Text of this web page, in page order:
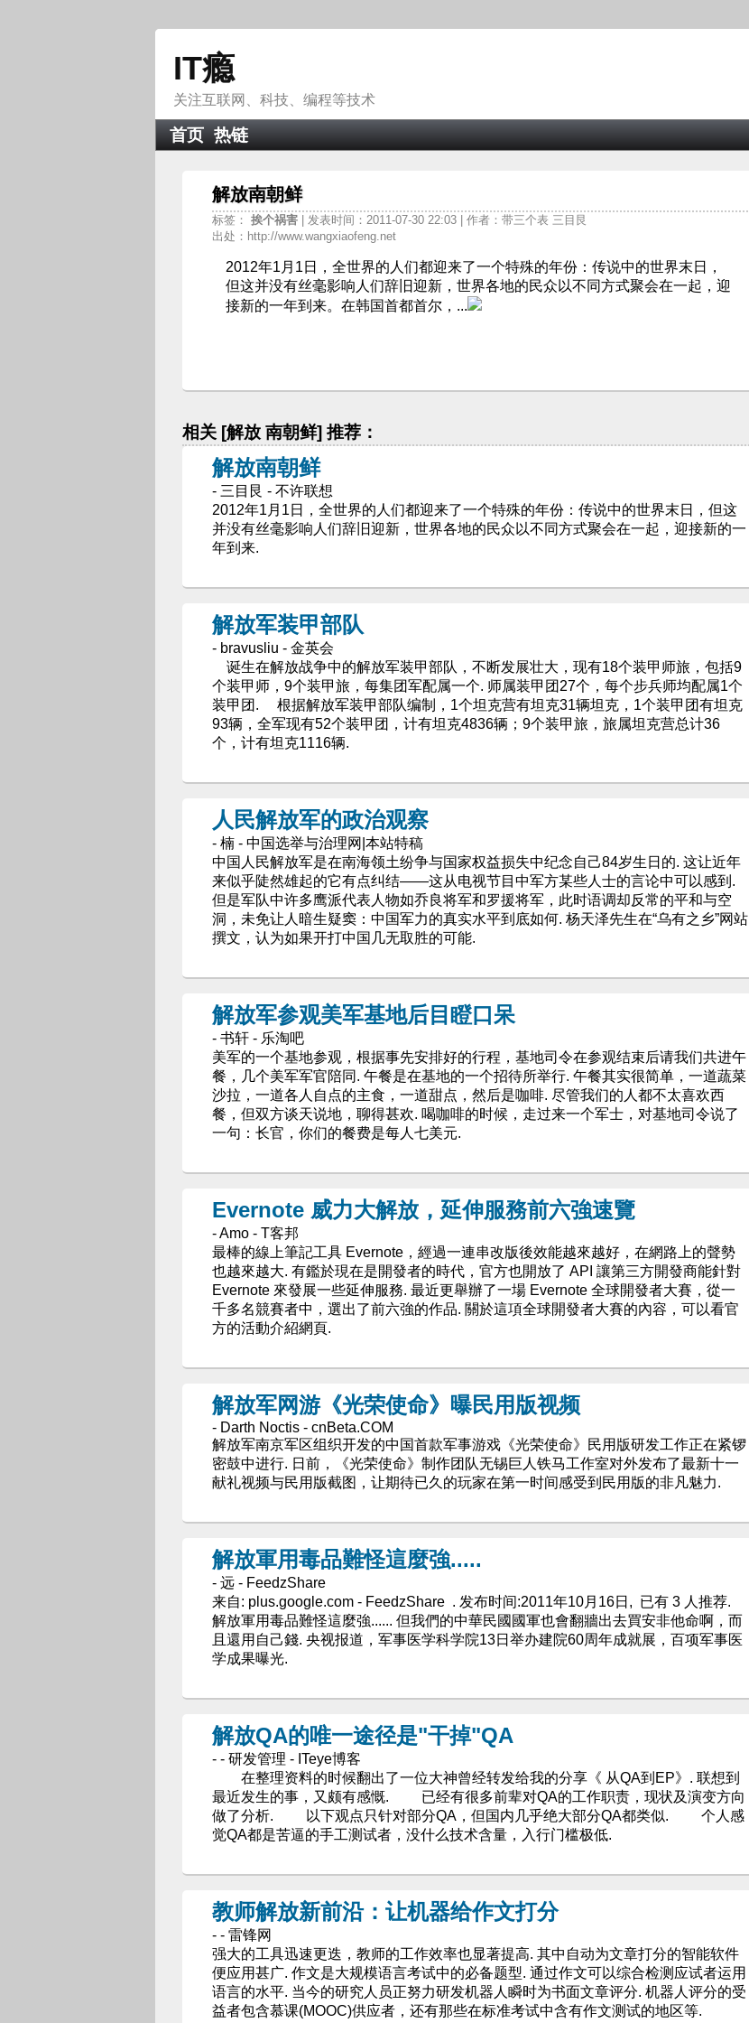
IT瘾
关注互联网、科技、编程等技术
首页 热链
解放南朝鲜
标签： 挨个祸害
| 发表时间：2011-07-30 22:03 | 作者：带三个表 三目艮
出处：http://www.wangxiaofeng.net
2012年1月1日，全世界的人们都迎来了一个特殊的年份：传说中的世界末日，
但这并没有丝毫影响人们辞旧迎新，世界各地的民众以不同方式聚会在一起，迎
接新的一年到来。在韩国首都首尔，...
相关 [解放 南朝鲜] 推荐：
解放南朝鲜
- 三目艮 - 不许联想
2012年1月1日，全世界的人们都迎来了一个特殊的年份：传说中的世界末日，但这
并没有丝毫影响人们辞旧迎新，世界各地的民众以不同方式聚会在一起，迎接新的一
年到来.
解放军装甲部队
- bravusliu - 金英会
诞生在解放战争中的解放军装甲部队，不断发展壮大，现有18个装甲师旅，包括9
个装甲师，9个装甲旅，每集团军配属一个. 师属装甲团27个，每个步兵师均配属1个
装甲团. 根据解放军装甲部队编制，1个坦克营有坦克31辆坦克，1个装甲团有坦克
93辆，全军现有52个装甲团，计有坦克4836辆；9个装甲旅，旅属坦克营总计36
个，计有坦克1116辆.
人民解放军的政治观察
- 楠 - 中国选举与治理网|本站特稿
中国人民解放军是在南海领土纷争与国家权益损失中纪念自己84岁生日的. 这让近年
来似乎陡然雄起的它有点纠结——这从电视节目中军方某些人士的言论中可以感到.
但是军队中许多鹰派代表人物如乔良将军和罗援将军，此时语调却反常的平和与空
洞，未免让人暗生疑窦：中国军力的真实水平到底如何. 杨天泽先生在“乌有之乡”网站
撰文，认为如果开打中国几无取胜的可能.
解放军参观美军基地后目瞪口呆
- 书轩 - 乐淘吧
美军的一个基地参观，根据事先安排好的行程，基地司令在参观结束后请我们共进午
餐，几个美军军官陪同. 午餐是在基地的一个招待所举行. 午餐其实很简单，一道蔬菜
沙拉，一道各人自点的主食，一道甜点，然后是咖啡. 尽管我们的人都不太喜欢西
餐，但双方谈天说地，聊得甚欢. 喝咖啡的时候，走过来一个军士，对基地司令说了
一句：长官，你们的餐费是每人七美元.
Evernote 威力大解放，延伸服務前六強速覽
- Amo - T客邦
最棒的線上筆記工具 Evernote，經過一連串改版後效能越來越好，在網路上的聲勢
也越來越大. 有鑑於現在是開發者的時代，官方也開放了 API 讓第三方開發商能針對
Evernote 來發展一些延伸服務. 最近更舉辦了一場 Evernote 全球開發者大賽，從一
千多名競賽者中，選出了前六強的作品. 關於這項全球開發者大賽的內容，可以看官
方的活動介紹網頁.
解放军网游《光荣使命》曝民用版视频
- Darth Noctis - cnBeta.COM
解放军南京军区组织开发的中国首款军事游戏《光荣使命》民用版研发工作正在紧锣
密鼓中进行. 日前，《光荣使命》制作团队无锡巨人铁马工作室对外发布了最新十一
献礼视频与民用版截图，让期待已久的玩家在第一时间感受到民用版的非凡魅力.
解放軍用毒品難怪這麼強.....
- 远 - FeedzShare
来自: plus.google.com - FeedzShare . 发布时间:2011年10月16日, 已有 3 人推荐.
解放軍用毒品難怪這麼強...... 但我們的中華民國國軍也會翻牆出去買安非他命啊，而
且還用自己錢. 央视报道，军事医学科学院13日举办建院60周年成就展，百项军事医
学成果曝光.
解放QA的唯一途径是"干掉"QA
- - 研发管理 - ITeye博客
在整理资料的时候翻出了一位大神曾经转发给我的分享《 从QA到EP》. 联想到
最近发生的事，又颇有感慨. 已经有很多前辈对QA的工作职责，现状及演变方向
做了分析. 以下观点只针对部分QA，但国内几乎绝大部分QA都类似. 个人感
觉QA都是苦逼的手工测试者，没什么技术含量，入行门槛极低.
教师解放新前沿：让机器给作文打分
- - 雷锋网
强大的工具迅速更迭，教师的工作效率也显著提高. 其中自动为文章打分的智能软件
便应用甚广. 作文是大规模语言考试中的必备题型. 通过作文可以综合检测应试者运用
语言的水平. 当今的研究人员正努力研发机器人瞬时为书面文章评分. 机器人评分的受
益者包含慕课(MOOC)供应者，还有那些在标准考试中含有作文测试的地区等.